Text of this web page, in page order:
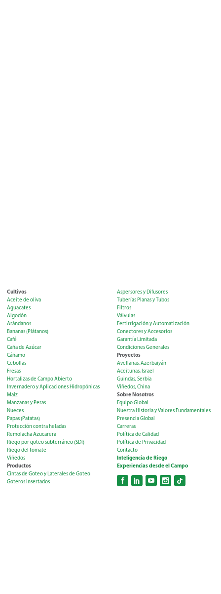
Cultivos
Aceite de oliva
Aguacates
Algodón
Arándanos
Bananas (Plátanos)
Café
Caña de Azúcar
Cáñamo
Cebollas
Fresas
Hortalizas de Campo Abierto
Invernadero y Aplicaciones Hidropónicas
Maíz
Manzanas y Peras
Nueces
Papas (Patatas)
Protección contra heladas
Remolacha Azucarera
Riego por goteo subterráneo (SDI)
Riego del tomate
Viñedos
Productos
Cintas de Goteo y Laterales de Goteo
Goteros Insertados
Aspersores y Difusores
Tuberías Planas y Tubos
Filtros
Válvulas
Fertirrigación y Automatización
Conectores y Accesorios
Garantía Limitada
Condiciones Generales
Proyectos
Avellanas, Azerbaiyán
Aceitunas, Israel
Guindas, Serbia
Viñedos, China
Sobre Nosotros
Equipo Global
Nuestra Historia y Valores Fundamentales
Presencia Global
Carreras
Política de Calidad
Política de Privacidad
Contacto
Inteligencia de Riego
Experiencias desde el Campo